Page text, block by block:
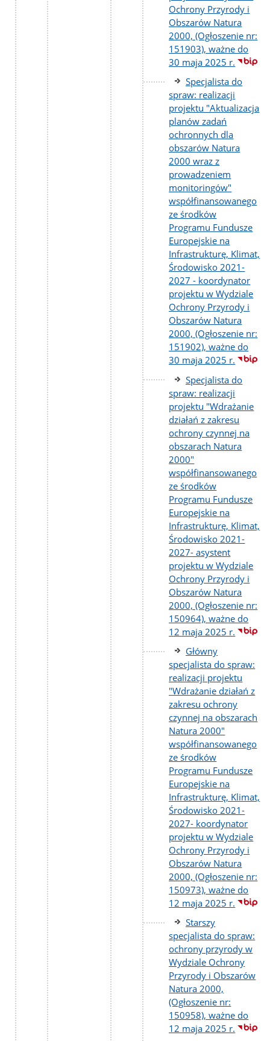
Ochrony Przyrody i
Obszarów Natura
2000, (Ogłoszenie nr:
151903), ważne do
30 maja 2025 r.
Specjalista do
spraw: realizacji
projektu "Aktualizacja
planów zadań
ochronnych dla
obszarów Natura
2000 wraz z
prowadzeniem
monitoringów"
współfinansowanego
ze środków
Programu Fundusze
Europejskie na
Infrastrukturę, Klimat,
Środowisko 2021-
2027 - koordynator
projektu w Wydziale
Ochrony Przyrody i
Obszarów Natura
2000, (Ogłoszenie nr:
151902), ważne do
30 maja 2025 r.
Specjalista do
spraw: realizacji
projektu "Wdrażanie
działań z zakresu
ochrony czynnej na
obszarach Natura
2000"
współfinansowanego
ze środków
Programu Fundusze
Europejskie na
Infrastrukturę, Klimat,
Środowisko 2021-
2027- asystent
projektu w Wydziale
Ochrony Przyrody i
Obszarów Natura
2000, (Ogłoszenie nr:
150964), ważne do
12 maja 2025 r.
Główny
specjalista do spraw:
realizacji projektu
"Wdrażanie działań z
zakresu ochrony
czynnej na obszarach
Natura 2000"
współfinansowanego
ze środków
Programu Fundusze
Europejskie na
Infrastrukturę, Klimat,
Środowisko 2021-
2027- koordynator
projektu w Wydziale
Ochrony Przyrody i
Obszarów Natura
2000, (Ogłoszenie nr:
150973), ważne do
12 maja 2025 r.
Starszy
specjalista do spraw:
ochrony przyrody w
Wydziale Ochrony
Przyrody i Obszarów
Natura 2000,
(Ogłoszenie nr:
150958), ważne do
12 maja 2025 r.